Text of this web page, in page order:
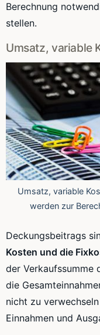
Berechnung
stellen.
Umsatz, variable
Umsatz, variable
werden zur
Deckungsbeitrags
Kosten und die
der Verkaufssumme
die
nicht zu
Einnahmen und